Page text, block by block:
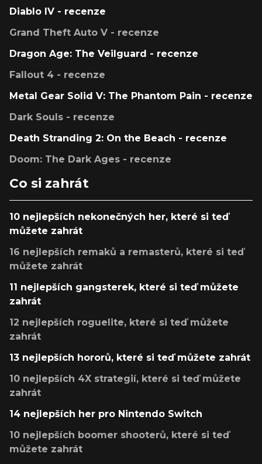
Diablo IV - recenze
Grand Theft Auto V - recenze
Dragon Age: The Veilguard - recenze
Fallout 4 - recenze
Metal Gear Solid V: The Phantom Pain - recenze
Dark Souls - recenze
Death Stranding 2: On the Beach - recenze
Doom: The Dark Ages - recenze
Co si zahrát
10 nejlepších nekonečných her, které si teď
můžete zahrát
16 nejlepších remaků a remasterů, které si teď
můžete zahrát
11 nejlepších gangsterek, které si teď můžete
zahrát
12 nejlepších roguelite, které si teď můžete
zahrát
13 nejlepších hororů, které si teď můžete zahrát
10 nejlepších 4X strategií, které si teď můžete
zahrát
14 nejlepších her pro Nintendo Switch
10 nejlepších boomer shooterů, které si teď
můžete zahrát